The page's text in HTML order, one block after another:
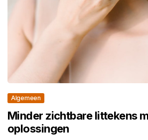
Algemeen
Minder zichtbare littekens
oplossingen